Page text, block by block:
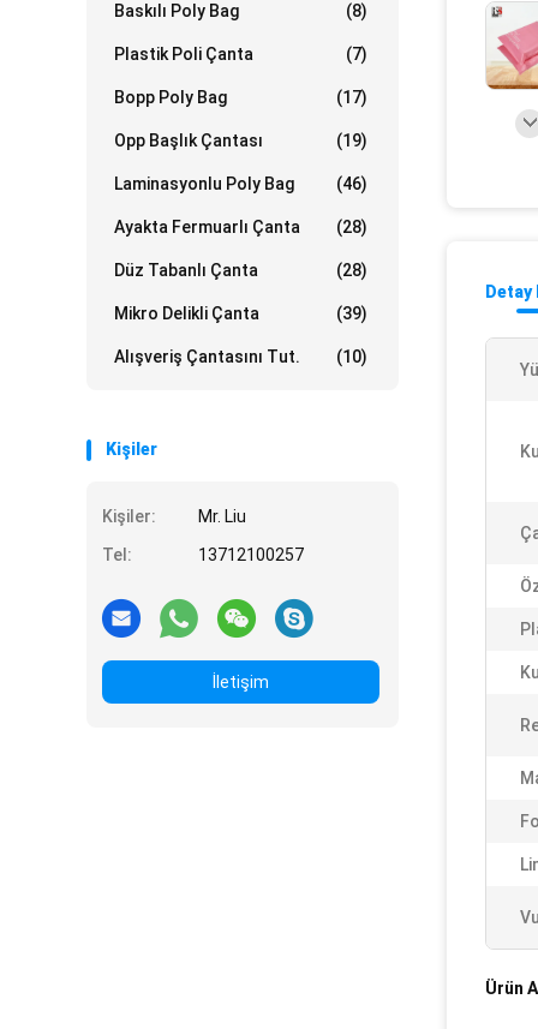
Baskılı Poly Bag (8)
Plastik Poli Çanta (7)
Bopp Poly Bag (17)
Opp Başlık Çantası (19)
Laminasyonlu Poly Bag (46)
Ayakta Fermuarlı Çanta (28)
Düz Tabanlı Çanta (28)
Mikro Delikli Çanta (39)
Alışveriş Çantasını Tut. (10)
Kişiler
Kişiler:
Mr. Liu
Tel:
13712100257
İletişim
Detay
Ürün